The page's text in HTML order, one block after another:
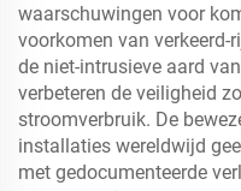
waarschuwingen voor
voorkomen van verkeerd-
de niet-intrusieve aard
verbeteren de veiligheid
stroomverbruik. De
installaties wereldwijd
met gedocumenteerde